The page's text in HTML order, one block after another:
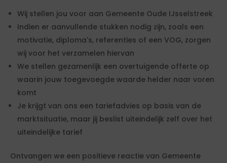
Wij stellen jou voor aan Gemeente Oude IJsselstreek
Indien er aanvullende stukken nodig zijn, zoals een
motivatie, diploma's, referenties of een VOG, zorgen
wij voor het verzamelen hiervan
We stellen gezamenlijk een overtuigende offerte op
waarin jouw toegevoegde waarde helder naar voren
komt
Je krijgt van ons een tariefadvies op basis van de
marktsituatie, maar jij beslist uiteindelijk zelf over het
uiteindelijke tarief
Ontvangen we een positieve reactie van Gemeente